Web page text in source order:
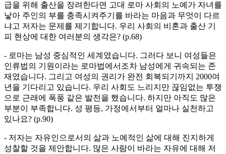
급을 위해 출산을 장려한다면 고대 로마 사회의 노예가 자녀를
낳아 주인의 부를 충족시켜주기를 바라는 마음과 무엇이 다르
냐고 저자는 문제를 제기합니다. 우리 사회의 비혼과 출산 기
피 현상에 대한 여러분의 생각은? (p.68)
- 로마는 남성 중심적인 세계였습니다. 그러다 보니 여성들은
인류법의 기원이라는 로마법에서조차 남성에게 귀속되는 존
재였습니다. 그리고 여성의 권리가 완전 회복되기까지 2000여
년을 기다리고 있습니다. 우리 사회도 느리지만 끊임없는 투쟁
으로 근래에 폭풍 같은 발전을 했습니다. 하지만 아직도 많은
부분이 부족합니다. 성 평등, 가정에서부터 얼마나 실천하고
있나요? (p.90)
- 저자는 자유인으로서의 삶과 노예적인 삶에 대해 진지하게
성찰할 것을 제안합니다. 많은 사람이 바라는 자유에 대해 저